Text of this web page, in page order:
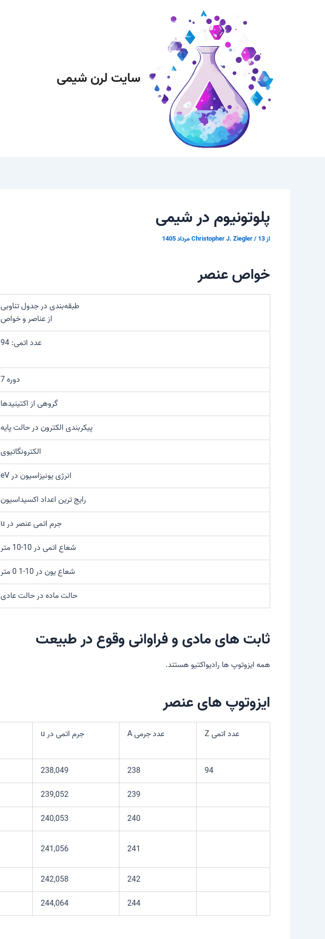
سایت لرن شیمی
پلوتونیوم در شیمی
از Christopher J. Ziegler/13 مرداد 1405
خواص عنصر
طبقه‌بندی در جدول تناوبی
از عناصر و خواص
عدد اتمی: 94
دوره 7
گروهی از اکتینیدها
پیکربندی الکترون در حالت پایه
الکترونگاتیوی
انرژی یونیزاسیون در eV
رایج ترین اعداد اکسیداسیون
جرم اتمی عنصر در u
شعاع اتمی در 10-10 متر
شعاع یون در 10-1 0 متر
حالت ماده در حالت عادی
ثابت های مادی و فراوانی وقوع در طبیعت
همه ایزوتوپ ها رادیواکتیو هستند.
ایزوتوپ های عنصر
عدد اتمی Z عدد جرمی A جرم اتمی در u
94
238
238,049
239
239,052
240
240,053
241
241,056
242
242,058
244
244,064